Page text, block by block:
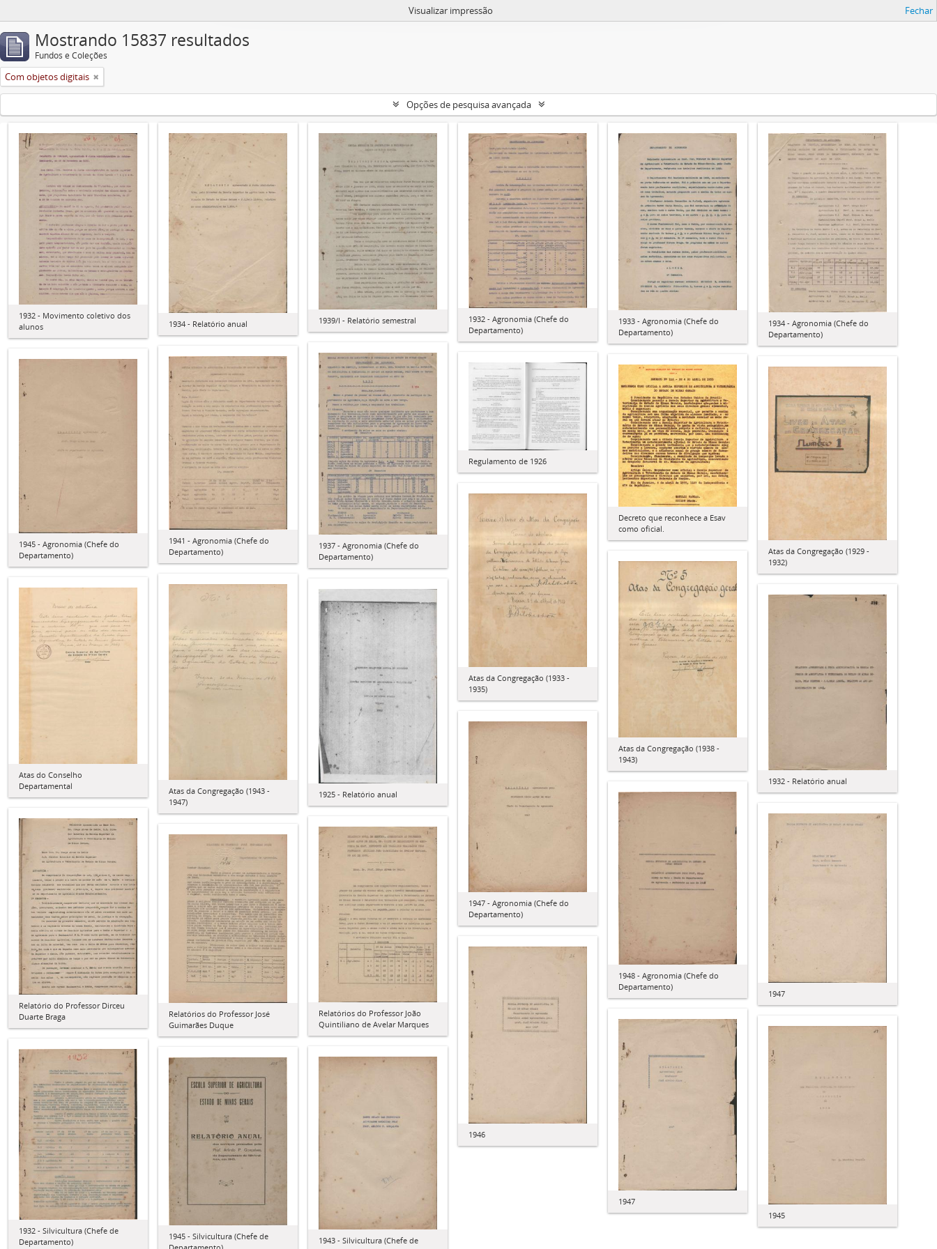
Visualizar impressão Fechar
Mostrando 15837 resultados
Fundos e Coleções
Com objetos digitais
Opções de pesquisa avançada
1932 - Movimento coletivo dos
alunos
1934 - Relatório anual 1939/I - Relatório semestral
1932 - Agronomia (Chefe do
Departamento)
1933 - Agronomia (Chefe do
Departamento)
1934 - Agronomia (Chefe do
Departamento)
1937 - Agronomia (Chefe do
Departamento)
1941 - Agronomia (Chefe do
Departamento)
1945 - Agronomia (Chefe do
Departamento)
Regulamento de 1926
Decreto que reconhece a Esav
como oficial.
Atas da Congregação (1929 -
1932)
Atas da Congregação (1933 -
1935)
Atas da Congregação (1938 -
1943)
Atas da Congregação (1943 -
1947)
Atas do Conselho
Departamental
1925 - Relatório anual
1932 - Relatório anual
1947 - Agronomia (Chefe do
Departamento)
1948 - Agronomia (Chefe do
Departamento)
1947
Relatório do Professor Dirceu
Duarte Braga
Relatórios do Professor João
Quintiliano de Avelar Marques
Relatórios do Professor José
Guimarães Duque
1946
1947
1945
1932 - Silvicultura (Chefe de
Departamento)
1943 - Silvicultura (Chefe de
1945 - Silvicultura (Chefe de